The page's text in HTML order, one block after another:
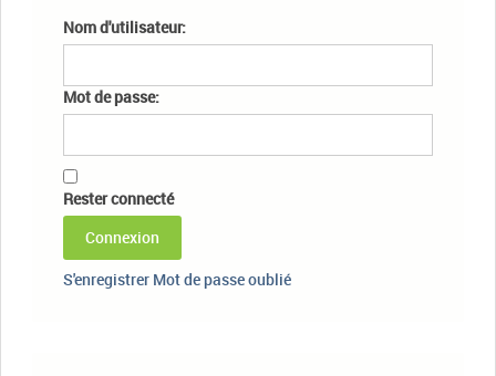
Nom d'utilisateur:
Mot de passe:
Rester connecté
Connexion
S'enregistrer Mot de passe oublié